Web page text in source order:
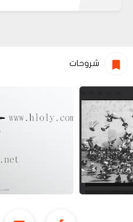
شروحات